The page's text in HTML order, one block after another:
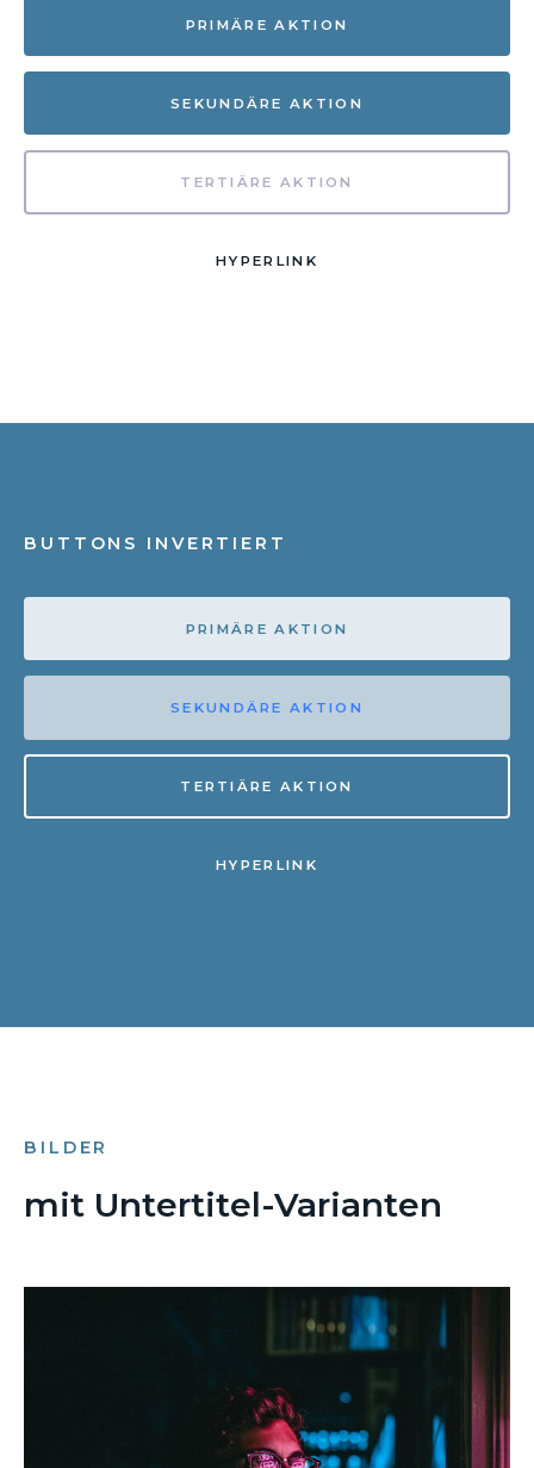
PRIMÄRE AKTION
SEKUNDÄRE AKTION
TERTIÄRE AKTION
HYPERLINK
BUTTONS INVERTIERT
PRIMÄRE AKTION
SEKUNDÄRE AKTION
TERTIÄRE AKTION
HYPERLINK
BILDER
mit Untertitel-Varianten